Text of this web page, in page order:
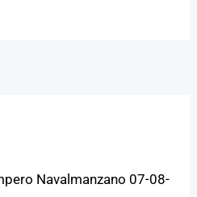
Navalmanzano 07-08-